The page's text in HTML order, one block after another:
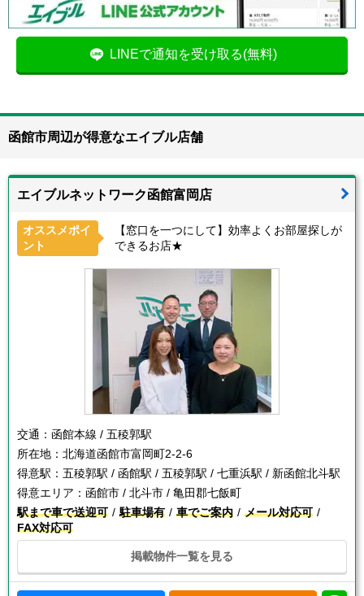
LINEで通知を受け取る(無料)
函館市周辺が得意なエイブル店舗
エイブルネットワーク函館富岡店
オススメポイ
ント
【窓口を一つにして】効率よくお部屋探しが
できるお店★
交通： 函館本線 / 五稜郭駅
所在地： 北海道函館市富岡町2-2-6
得意駅： 五稜郭駅 / 函館駅 / 五稜郭駅 / 七重浜駅 / 新函館北斗駅
得意エリア： 函館市 / 北斗市 / 亀田郡七飯町
駅まで車で送迎可
駐車場有 車でご案内
メール対応可
FAX対応可
掲載物件一覧を見る